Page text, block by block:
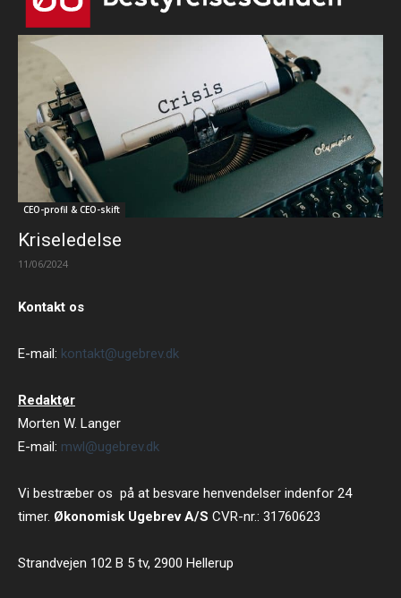
CEO-profil & CEO-skift
Kriseledelse
11/06/2024
Kontakt os
E-mail: kontakt@ugebrev.dk
Redaktør
Morten W. Langer
E-mail: mwl@ugebrev.dk
Vi bestræber os på at besvare henvendelser indenfor 24
timer. Økonomisk Ugebrev A/S CVR-nr.: 31760623
Strandvejen 102 B 5 tv, 2900 Hellerup